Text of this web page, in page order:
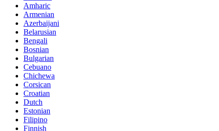
Amharic
Armenian
Azerbaijani
Belarusian
Bengali
Bosnian
Bulgarian
Cebuano
Chichewa
Corsican
Croatian
Dutch
Estonian
Filipino
Finnish